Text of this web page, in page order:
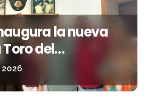
la nueva
Toro del
Roque
2026